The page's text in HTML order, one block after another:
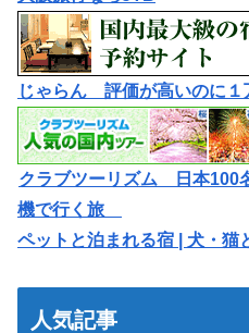
じゃらん 評価が高いのに１
クラブツーリズム 日本100
機で行く旅
ペットと泊まれる宿 | 犬・猫
人気記事